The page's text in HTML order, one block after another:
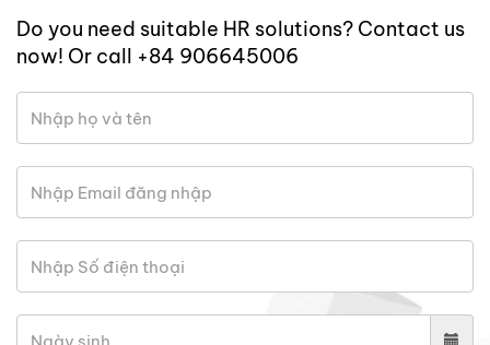
Do you need suitable HR solutions? Contact us
now! Or call +84 906645006